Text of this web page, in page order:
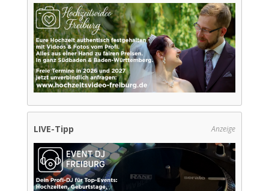
LIVE-Tipp Anzeige